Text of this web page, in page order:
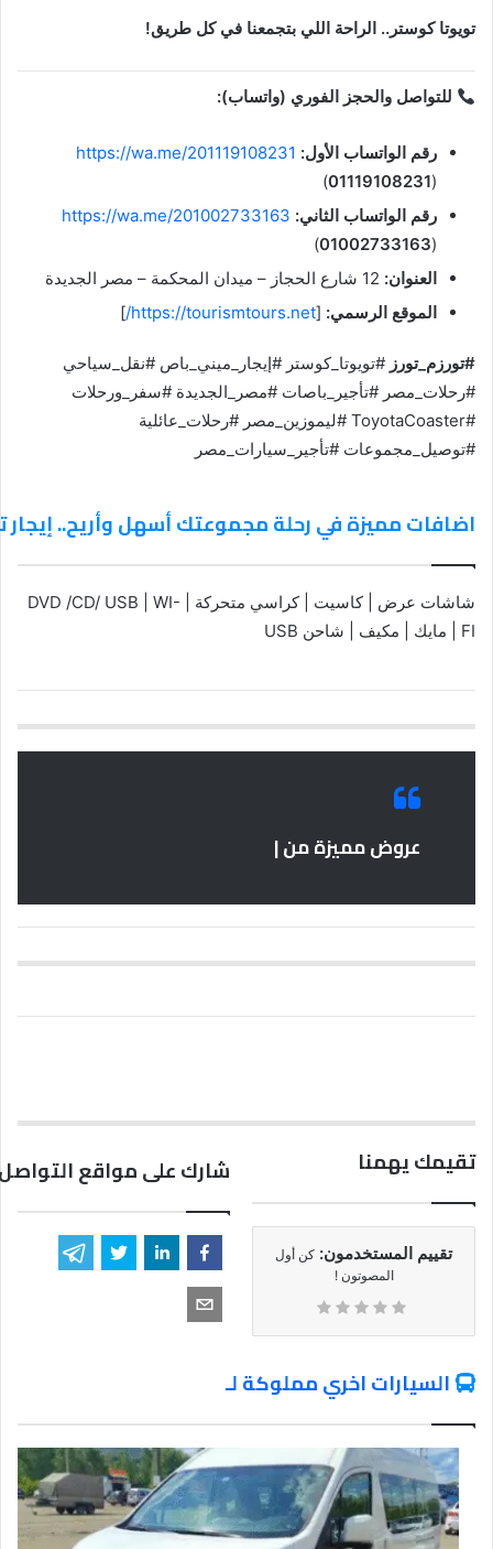
تويوتا كوستر.. الراحة اللي بتجمعنا في كل طريق!
للتواصل والحجز الفوري (واتساب):
رقم الواتساب الأول: https://wa.me/201119108231
(01119108231)
رقم الواتساب الثاني: https://wa.me/201002733163
(01002733163)
العنوان:
الموقع الرسمي: [
https://tourismtours.net/
]
#تورزم_تورز #تويوتا_كوستر #إيجار_ميني_باص #نقل_سياحي
#رحلات_مصر #تأجير_باصات #مصر_الجديدة #سفر_ورحلات
#ToyotaCoaster #ليموزين_مصر #رحلات_عائلية
#توصيل_مجموعات #تأجير_سيارات_مصر
اضافات مميزة في رحلة مجموعتك أسهل وأريح.. إيجار
شاشات عرض | كاسيت | كراسي متحركة | DVD /CD/ USB | WI-
FI | مايك | مكيف | شاحن USB
عروض مميزة من |
تقيمك يهمنا
تقييم المستخدمون: كن أول
المصوتون !
شارك على مواقع
السيارات اخري مملوكة لـ